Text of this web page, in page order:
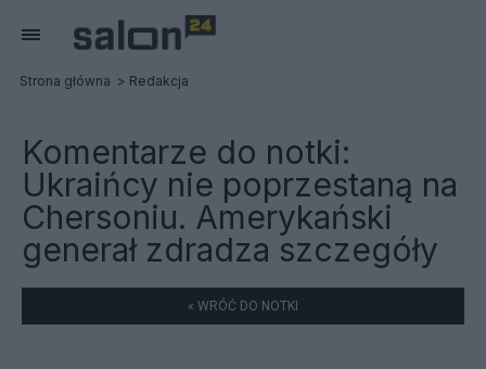
Strona główna Redakcja
Komentarze do notki:
Ukraińcy nie poprzestaną na
Chersoniu. Amerykański
generał zdradza szczegóły
« WRÓĆ DO NOTKI